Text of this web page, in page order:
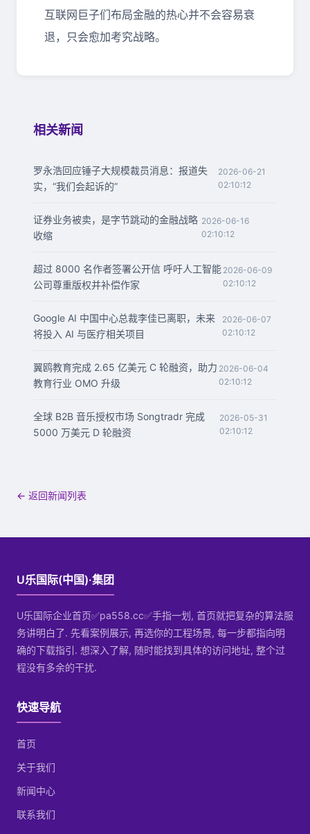
互联网巨子们布局金融的热心并不会容易衰
退，只会愈加考究战略。
相关新闻
罗永浩回应锤子大规模裁员消息：报道失
实，“我们会起诉的”
2026-06-21
02:10:12
证券业务被卖，是字节跳动的金融战略
收缩
2026-06-16
02:10:12
超过 8000 名作者签署公开信 呼吁人工智能
公司尊重版权并补偿作家
2026-06-09
02:10:12
Google AI 中国中心总裁李佳已离职，未来
将投入 AI 与医疗相关项目
2026-06-07
02:10:12
翼鸥教育完成 2.65 亿美元 C 轮融资，助力
教育行业 OMO 升级
2026-06-04
02:10:12
全球 B2B 音乐授权市场 Songtradr 完成
5000 万美元 D 轮融资
2026-05-31
02:10:12
← 返回新闻列表
U乐国际(中国)·集团
U乐国际企业首页✅pa558.cc✅手指一划, 首页就把复杂的算法服
务讲明白了. 先看案例展示, 再选你的工程场景, 每一步都指向明
确的下载指引. 想深入了解, 随时能找到具体的访问地址, 整个过
程没有多余的干扰.
快速导航
首页
关于我们
新闻中心
联系我们